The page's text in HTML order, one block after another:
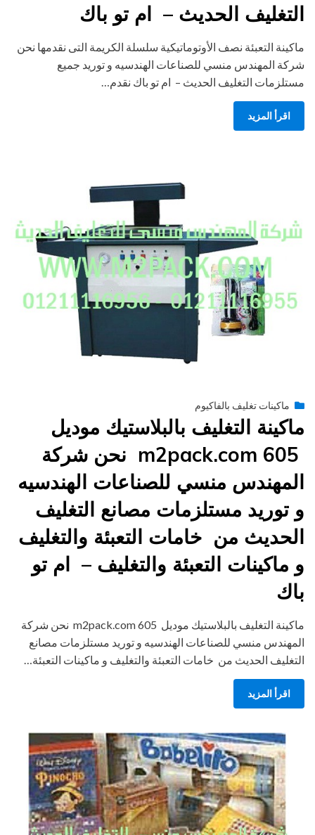
التغليف الحديث – ام تو باك
ماكينة التعبئة نصف الأوتوماتيكية سلسلة الكريمة التى نقدمها نحن
شركة المهندس منسي للصناعات الهندسيه و توريد جميع
مستلزمات التغليف الحديث – ام تو باك نقدم…
اقرأ المزيد
byengmansyPosted
يونيو 29, 2015
ماكينات تغليف بالفاكيوم
ماكينة التغليف بالبلاستيك موديل
m2pack.com 605 نحن شركة
المهندس منسي للصناعات الهندسيه
و توريد مستلزمات مصانع التغليف
الحديث من خامات التعبئة والتغليف
و ماكينات التعبئة والتغليف – ام تو
باك
ماكينة التغليف بالبلاستيك موديل m2pack.com 605 نحن شركة
المهندس منسي للصناعات الهندسيه و توريد مستلزمات مصانع
التغليف الحديث من خامات التعبئة والتغليف و ماكينات التعبئة…
اقرأ المزيد